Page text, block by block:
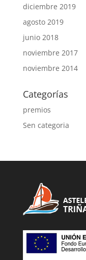
diciembre 2019
agosto 2019
junio 2018
noviembre 2017
noviembre 2014
Categorías
premios
Sen categoria